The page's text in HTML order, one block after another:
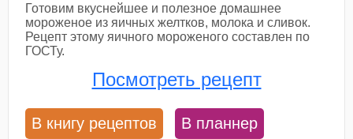
Готовим вкуснейшее и полезное домашнее
мороженое из яичных желтков, молока и сливок.
Рецепт этому яичного мороженого составлен по
ГОСТу.
Посмотреть рецепт
В книгу рецептов В планнер